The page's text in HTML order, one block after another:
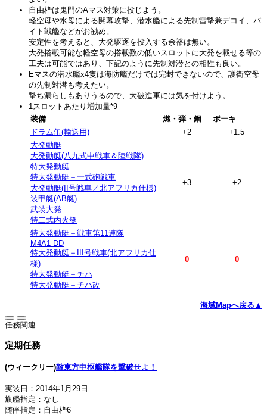
自由枠は鬼門のAマス対策に投じよう。
軽空母や水母による開幕攻撃、潜水艦による先制雷撃兼デコイ、バ
イト戦艦などがお勧め。
安定性を考えると、大発駆逐を投入する余裕は無い。
大発搭載可能な軽空母の搭載数の低いスロットに大発を載せる等の
工夫は可能ではあり、下記のように先制対潜との相性も良い。
Eマスの潜水艦x4隻は海防艦だけでは完封できないので、護衛空母
の先制対潜も考えたい。
撃ち漏らしもありうるので、大破進軍には気を付けよう。
1スロットあたり増加量*9
装備
燃・弾・鋼
ボーキ
ドラム缶(輸送用)
+2
+1.5
大発動艇
大発動艇(八九式中戦車＆陸戦隊)
特大発動艇
特大発動艇＋一式砲戦車
大発動艇(II号戦車／北アフリカ仕様)
装甲艇(AB艇)
武装大発
特二式内火艇
+3 +2
特大発動艇＋戦車第11連隊
M4A1 DD
特大発動艇＋III号戦車(北アフリカ仕
様)
特大発動艇＋チハ
特大発動艇＋チハ改
0 0
海域Mapへ戻る▲
任務関連
定期任務
(ウィークリー)敵東方中枢艦隊を撃破せよ！
実装日：2014年1月29日
旗艦指定：なし
随伴指定：自由枠6